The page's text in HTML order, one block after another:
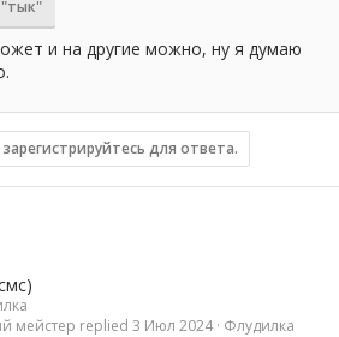
и на другие можно, ну я думаю
для ответа.
Флудилка
3 Июл 2024
мейстер